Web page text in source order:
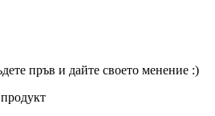
пръв и дайте своето менение :)